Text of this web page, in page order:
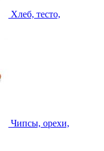
Хлеб, тесто,
Чипсы, орехи,